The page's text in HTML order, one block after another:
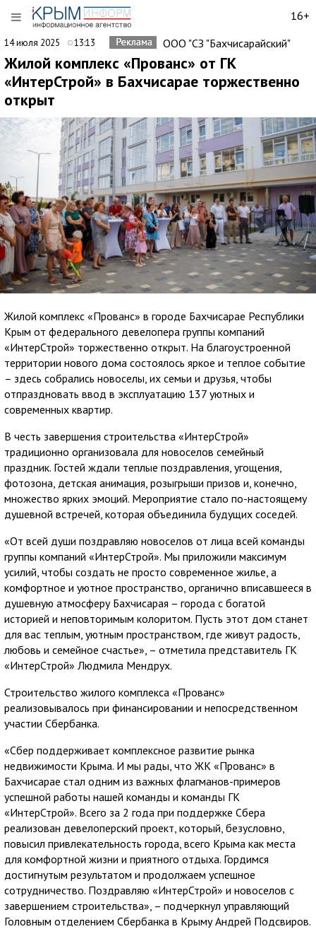
16+
14 июля 2025 13:13 ООО "СЗ "Бахчисарайский"
Жилой комплекс «Прованс» от ГК
«ИнтерСтрой» в Бахчисарае торжественно
открыт
Жилой комплекс «Прованс» в городе Бахчисарае Республики
Крым от федерального девелопера группы компаний
«ИнтерСтрой» торжественно открыт. На благоустроенной
территории нового дома состоялось яркое и теплое событие
– здесь собрались новоселы, их семьи и друзья, чтобы
отпраздновать ввод в эксплуатацию 137 уютных и
современных квартир.
В честь завершения строительства «ИнтерСтрой»
традиционно организовала для новоселов семейный
праздник. Гостей ждали теплые поздравления, угощения,
фотозона, детская анимация, розыгрыши призов и, конечно,
множество ярких эмоций. Мероприятие стало по-настоящему
душевной встречей, которая объединила будущих соседей.
«От всей души поздравляю новоселов от лица всей команды
группы компаний «ИнтерСтрой». Мы приложили максимум
усилий, чтобы создать не просто современное жилье, а
комфортное и уютное пространство, органично вписавшееся в
душевную атмосферу Бахчисарая – города с богатой
историей и неповторимым колоритом. Пусть этот дом станет
для вас теплым, уютным пространством, где живут радость,
любовь и семейное счастье», – отметила представитель ГК
«ИнтерСтрой» Людмила Мендрух.
Строительство жилого комплекса «Прованс»
реализовывалось при финансировании и непосредственном
участии Сбербанка.
«Сбер поддерживает комплексное развитие рынка
недвижимости Крыма. И мы рады, что ЖК «Прованс» в
Бахчисарае стал одним из важных флагманов-примеров
успешной работы нашей команды и команды ГК
«ИнтерСтрой». Всего за 2 года при поддержке Сбера
реализован девелоперский проект, который, безусловно,
повысил привлекательность города, всего Крыма как места
для комфортной жизни и приятного отдыха. Гордимся
достигнутым результатом и продолжаем успешное
сотрудничество. Поздравляю «ИнтерСтрой» и новоселов с
завершением строительства», – подчеркнул управляющий
Головным отделением Сбербанка в Крыму Андрей Подсвиров.